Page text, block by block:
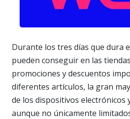
Durante los tres días que dura
pueden conseguir en las
promociones y descuentos
diferentes artículos, la gran
de los dispositivos electrónicos
aunque no únicamente